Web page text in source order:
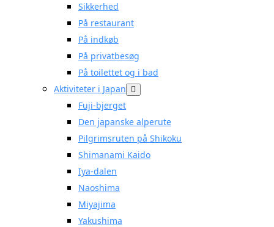
Sikkerhed
På restaurant
På indkøb
På privatbesøg
På toilettet og i bad
Aktiviteter i Japan
Fuji-bjerget
Den japanske alperute
Pilgrimsruten på Shikoku
Shimanami Kaido
Iya-dalen
Naoshima
Miyajima
Yakushima